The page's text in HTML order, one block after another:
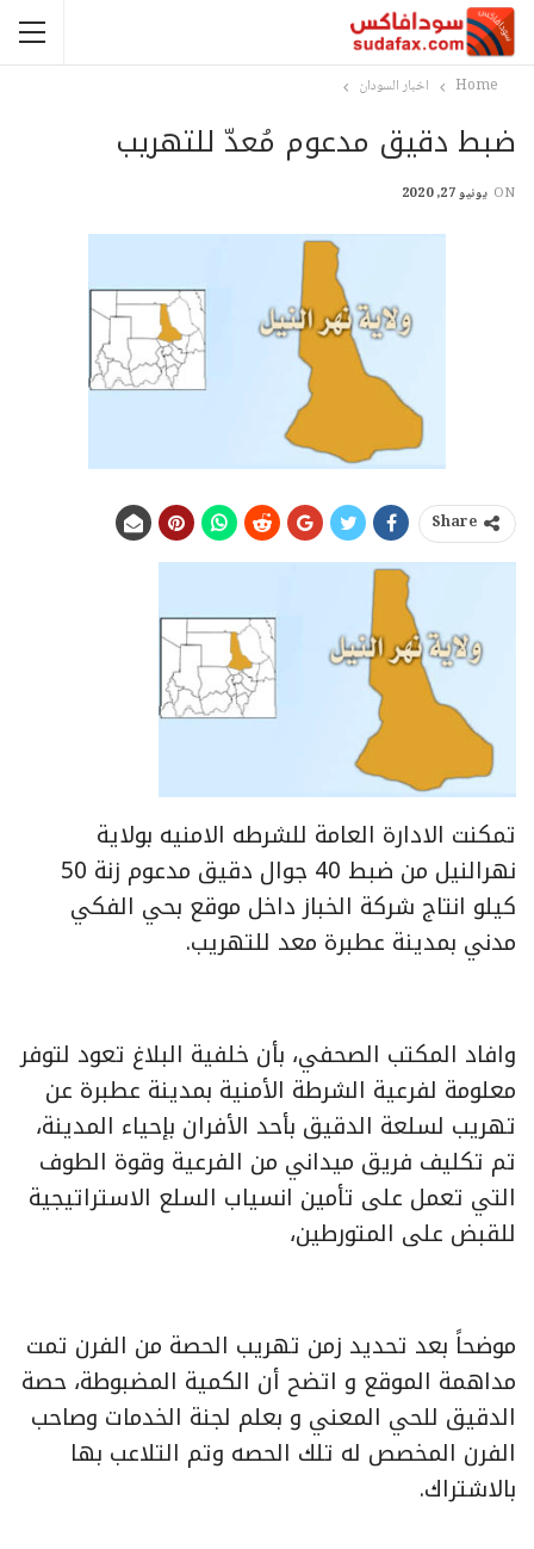
Home اخبار السودان
ضبط دقيق مدعوم مُعدّ للتهريب
ON يونيو 27, 2020
Share
تمكنت الادارة العامة للشرطه الامنيه بولاية
نهرالنيل من ضبط 40 جوال دقيق مدعوم زنة 50
كيلو انتاج شركة الخباز داخل موقع بحي الفكي
مدني بمدينة عطبرة معد للتهريب.
وافاد المكتب الصحفي، بأن خلفية البلاغ تعود لتوفر
معلومة لفرعية الشرطة الأمنية بمدينة عطبرة عن
تهريب لسلعة الدقيق بأحد الأفران بإحياء المدينة،
تم تكليف فريق ميداني من الفرعية وقوة الطوف
التي تعمل على تأمين انسياب السلع الاستراتيجية
للقبض على المتورطين،
موضحاً بعد تحديد زمن تهريب الحصة من الفرن تمت
مداهمة الموقع و اتضح أن الكمية المضبوطة، حصة
الدقيق للحي المعني و بعلم لجنة الخدمات وصاحب
الفرن المخصص له تلك الحصه وتم التلاعب بها
بالاشتراك.